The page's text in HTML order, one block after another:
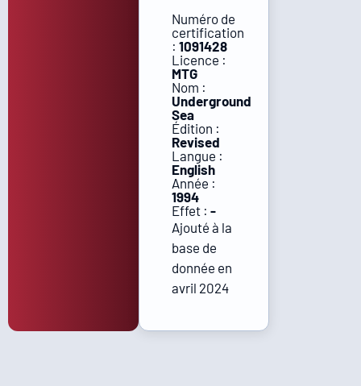
Numéro de
certification
: 1091428
Licence :
MTG
Nom :
Underground
Sea
Édition :
Revised
Langue :
English
Année :
1994
Effet : -
Ajouté à la
base de
donnée en
avril 2024